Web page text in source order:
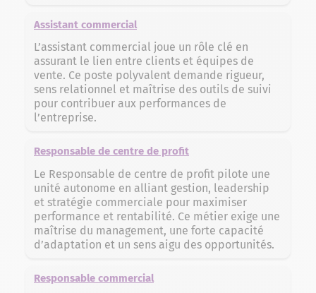
Assistant commercial
L’assistant commercial joue un rôle clé en
assurant le lien entre clients et équipes de
vente. Ce poste polyvalent demande rigueur,
sens relationnel et maîtrise des outils de suivi
pour contribuer aux performances de
l’entreprise.
Responsable de centre de profit
Le Responsable de centre de profit pilote une
unité autonome en alliant gestion, leadership
et stratégie commerciale pour maximiser
performance et rentabilité. Ce métier exige une
maîtrise du management, une forte capacité
d’adaptation et un sens aigu des opportunités.
Responsable commercial